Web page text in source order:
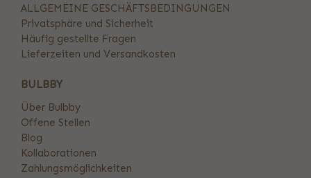
ALLGEMEINE GESCHÄFTSBEDINGUNGEN
Privatsphäre und Sicherheit
Häufig gestellte Fragen
Lieferzeiten und Versandkosten
BULBBY
Über Bulbby
Offene Stellen
Blog
Kollaborationen
Zahlungsmöglichkeiten